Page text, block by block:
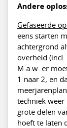
Andere
Gefaseerde
eens starten
achtergrond
overheid
M.a.w. er
1 naar 2, en
techniek weer
grote delen
hoeft te laten